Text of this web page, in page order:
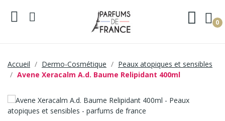
0
Accueil Dermo-Cosmétique
Peaux atopiques et sensibles
Avene Xeracalm A.d. Baume Relipidant 400ml